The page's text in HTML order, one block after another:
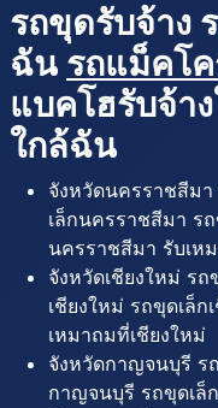
รถขุดรับจ้าง
ฉัน รถแม็คโ
แบคโฮรับจ้า
ใกล้ฉัน
จังหวัดนครราชสีม
เล็กนครราชสีมา ร
นครราชสีมา รับเห
จังหวัดเชียงใหม่ ร
เชียงใหม่ รถขุดเล็ก
เหมาถมที่เชียงใหม่
จังหวัดกาญจนบุรี ร
กาญจนบุรี รถขุดเล็